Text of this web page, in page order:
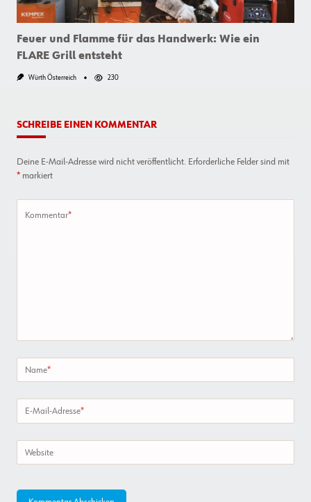
Hofft
Auf
Weltmeistertitel
Feuer und Flamme für das Handwerk: Wie ein
FLARE Grill entsteht
Würth Österreich 230
SCHREIBE EINEN KOMMENTAR
Deine E-Mail-Adresse wird nicht veröffentlicht. Erforderliche Felder sind mit
* markiert
Kommentar*
Name*
E-Mail-Adresse*
Website